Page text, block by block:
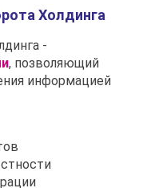
Холдинга
-
, позволяющий
информацией